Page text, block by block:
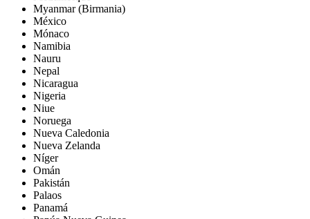
Myanmar (Birmania)
México
Mónaco
Namibia
Nauru
Nepal
Nicaragua
Nigeria
Niue
Noruega
Nueva Caledonia
Nueva Zelanda
Níger
Omán
Pakistán
Palaos
Panamá